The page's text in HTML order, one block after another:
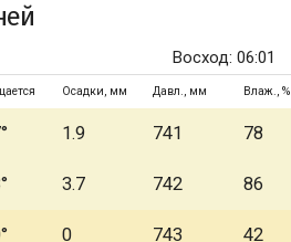
Восход: 06:01
Осадки, мм Давл., мм Влаж., %
1.9 741 78
3.7 742 86
0 743 42